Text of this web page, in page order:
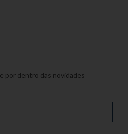
por dentro das novidades